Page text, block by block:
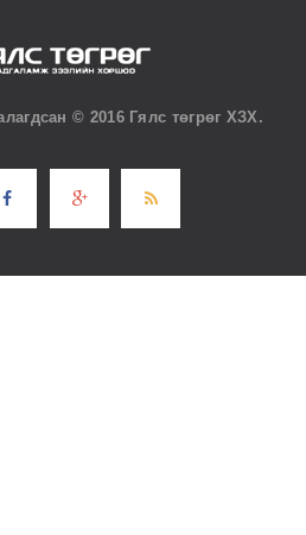
© 2016 Гялс төгрөг ХЗХ.